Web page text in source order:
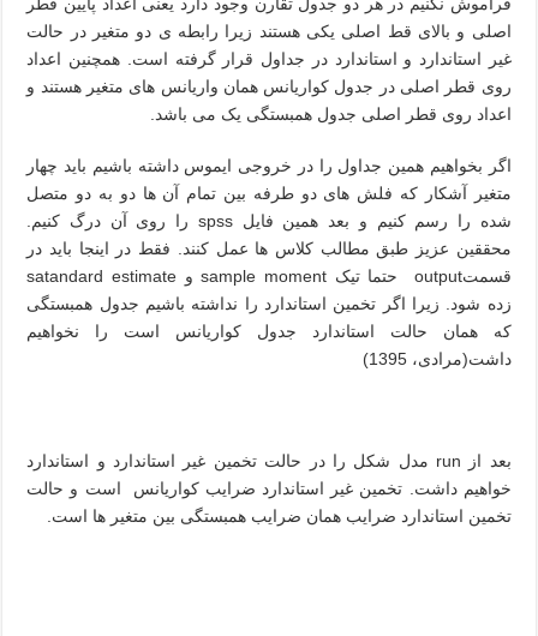
اصلی و بالای قط اصلی یکی هستند زیرا رابطه ی دو متغیر در حالت
غیر استاندارد و استاندارد در جداول قرار گرفته است. همچنین اعداد
روی قطر اصلی در جدول کواریانس همان واریانس های متغیر هستند و
اعداد روی قطر اصلی جدول همبستگی یک می باشد.
اگر بخواهیم همین جداول را در خروجی ایموس داشته باشیم باید چهار
متغیر آشکار که فلش های دو طرفه بین تمام آن ها دو به دو متصل
شده را رسم کنیم و بعد همین فایلspss را روی آن درگ کنیم.
محققین عزیز طبق مطالب کلاس ها عمل کنند. فقط در اینجا باید در
قسمتoutput حتما تیک sample momentوsatandard estimate
زده شود. زیرا اگر تخمین استاندارد را نداشته باشیم جدول همبستگی
که همان حالت استاندارد جدول کواریانس است را نخواهیم
داشت(مرادی، 1395)
بعد از run مدل شکل را در حالت تخمین غیر استاندارد و استاندارد
خواهیم داشت. تخمین غیر استاندارد ضرایب کواریانس است و حالت
تخمین استاندارد ضرایب همان ضرایب همبستگی بین متغیر ها است.